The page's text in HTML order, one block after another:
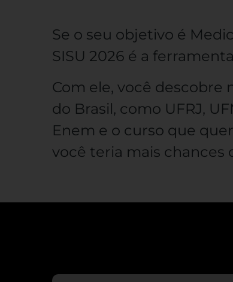
Se o seu objetivo é
SISU 2026 é a
Com ele, você descobre
do Brasil, como UFRJ,
Enem e o curso que
você teria mais chances